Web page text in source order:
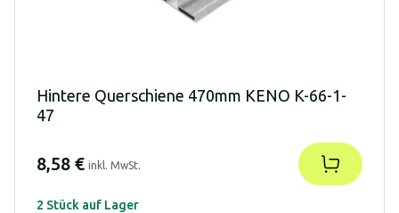
Hintere Querschiene 470mm KENO K-66-1-
47
8,58 € inkl. MwSt.
2 Stück auf Lager